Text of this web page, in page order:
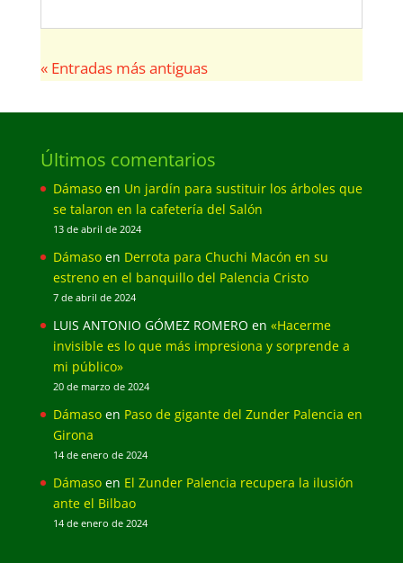
« Entradas más antiguas
Últimos comentarios
Dámasoen Un jardín para sustituir los árboles que
se talaron en la cafetería del Salón
13 de abril de 2024
Dámasoen Derrota para Chuchi Macón en su
estreno en el banquillo del Palencia Cristo
7 de abril de 2024
LUIS ANTONIO GÓMEZ ROMERO en «Hacerme
invisible es lo que más impresiona y sorprende a
mi público»
20 de marzo de 2024
Dámasoen Paso de gigante del Zunder Palencia en
Girona
14 de enero de 2024
Dámasoen El Zunder Palencia recupera la ilusión
ante el Bilbao
14 de enero de 2024